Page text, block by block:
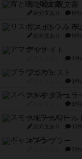
宵と暁の呪文書
紹介文あり 8件
リスボン・トラ
紹介文あり 9件
アマナイト
1件
ブラヴェスト
1件
スペクタキュラ
1件
スモールワール
紹介文あり 13
ギャンブラー
2件